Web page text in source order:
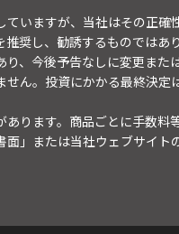
いますが、当社はその正
奨し、勧誘するものでは
、今後予告なしに変更また
ん。投資にかかる最終決
ります。商品ごとに手数料
面」または当社ウェブサイト